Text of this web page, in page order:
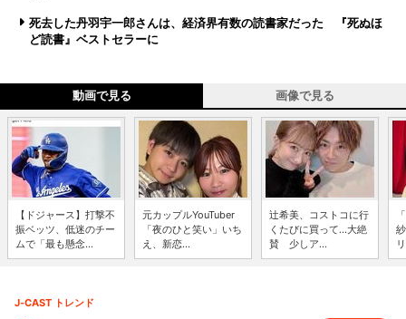
死去した丹羽宇一郎さんは、経済界有数の読書家だった 『死ぬほ
ど読書』ベストセラーに
動画で見る 画像で見る
【ドジャース】打撃不
振ベッツ、低迷のチー
ムで「最も懸念...
元カップルYouTuber
「夜のひと笑い」いち
え、新恋...
辻希美、コストコに行
くたびに買って...大絶
賛 少しア...
J-CAST トレンド